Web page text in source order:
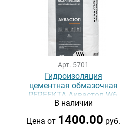
Арт. 5701
Гидроизоляция
цементная обмазочная
PERFEKTA Аквастоп W6,
20 кг
В наличии
Цена от 1400.00 руб.